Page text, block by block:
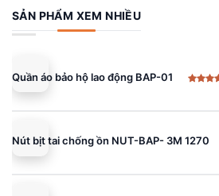
256.500 ₫.
là:
195.000 ₫.
SẢN PHẨM XEM NHIỀU
Quần áo bảo hộ lao động BAP-01
5 sao
Giá
gốc
là:
Giá
hiện
tại
195.000 ₫.
Nút bịt tai chống ồn NUT-BAP- 3M 1270